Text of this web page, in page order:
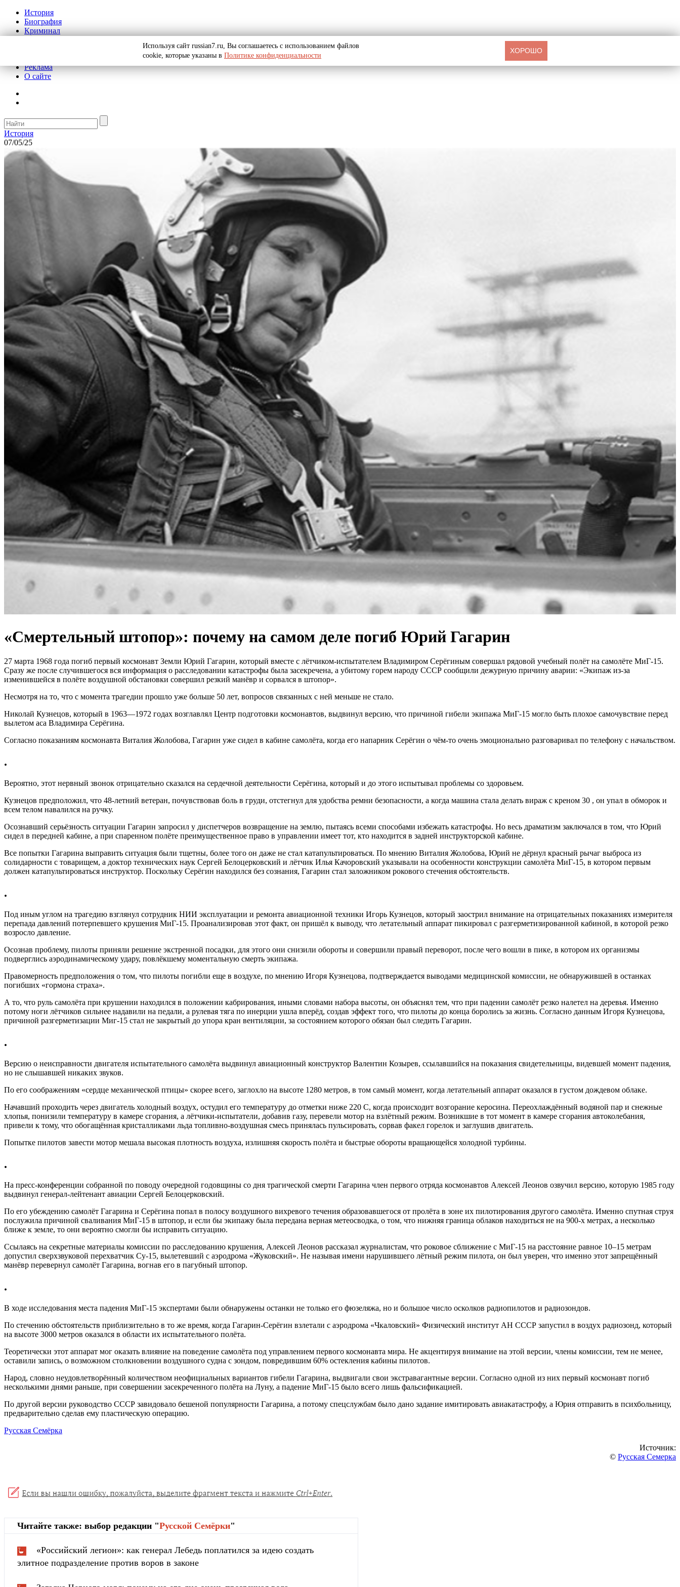
История
Биография
Криминал
Реклама
О сайте
История
07/05/25
«Смертельный штопор»: почему на самом деле погиб Юрий Гагарин
27 марта 1968 года погиб первый космонавт Земли Юрий Гагарин, который вместе с лётчиком-испытателем Владимиром Серёгиным совершал рядовой учебный полёт на самолёте МиГ-15.
Сразу же после случившегося вся информация о расследовании катастрофы была засекречена, а убитому горем народу СССР сообщили дежурную причину аварии: «Экипаж из-за
изменившейся в полёте воздушной обстановки совершил резкий манёвр и сорвался в штопор».
Несмотря на то, что с момента трагедии прошло уже больше 50 лет, вопросов связанных с ней меньше не стало.
Николай Кузнецов, который в 1963—1972 годах возглавлял Центр подготовки космонавтов, выдвинул версию, что причиной гибели экипажа МиГ-15 могло быть плохое самочувствие перед
вылетом аса Владимира Серёгина.
Согласно показаниям космонавта Виталия Жолобова, Гагарин уже сидел в кабине самолёта, когда его напарник Серёгин о чём-то очень эмоционально разговаривал по телефону с начальством.
.
Вероятно, этот нервный звонок отрицательно сказался на сердечной деятельности Серёгина, который и до этого испытывал проблемы со здоровьем.
Кузнецов предположил, что 48-летний ветеран, почувствовав боль в груди, отстегнул для удобства ремни безопасности, а когда машина стала делать вираж с креном 30 , он упал в обморок и
всем телом навалился на ручку.
Осознавший серьёзность ситуации Гагарин запросил у диспетчеров возвращение на землю, пытаясь всеми способами избежать катастрофы. Но весь драматизм заключался в том, что Юрий
сидел в передней кабине, а при спаренном полёте преимущественное право в управлении имеет тот, кто находится в задней инструкторской кабине.
Все попытки Гагарина выправить ситуация были тщетны, более того он даже не стал катапультироваться. По мнению Виталия Жолобова, Юрий не дёрнул красный рычаг выброса из
солидарности с товарищем, а доктор технических наук Сергей Белоцерковский и лётчик Илья Качоровский указывали на особенности конструкции самолёта МиГ-15, в котором первым
должен катапультироваться инструктор. Поскольку Серёгин находился без сознания, Гагарин стал заложником рокового стечения обстоятельств.
.
Под иным углом на трагедию взглянул сотрудник НИИ эксплуатации и ремонта авиационной техники Игорь Кузнецов, который заострил внимание на отрицательных показаниях измерителя
перепада давлений потерпевшего крушения МиГ-15. Проанализировав этот факт, он пришёл к выводу, что летательный аппарат пикировал с разгерметизированной кабиной, в которой резко
возросло давление.
Осознав проблему, пилоты приняли решение экстренной посадки, для этого они снизили обороты и совершили правый переворот, после чего вошли в пике, в котором их организмы
подверглись аэродинамическому удару, повлёкшему моментальную смерть экипажа.
Правомерность предположения о том, что пилоты погибли еще в воздухе, по мнению Игоря Кузнецова, подтверждается выводами медицинской комиссии, не обнаружившей в останках
погибших «гормона страха».
А то, что руль самолёта при крушении находился в положении кабрирования, иными словами набора высоты, он объяснял тем, что при падении самолёт резко налетел на деревья. Именно
потому ноги лётчиков сильнее надавили на педали, а рулевая тяга по инерции ушла вперёд, создав эффект того, что пилоты до конца боролись за жизнь. Согласно данным Игоря Кузнецова,
причиной разгерметизации Миг-15 стал не закрытый до упора кран вентиляции, за состоянием которого обязан был следить Гагарин.
.
Версию о неисправности двигателя испытательного самолёта выдвинул авиационный конструктор Валентин Козырев, ссылавшийся на показания свидетельницы, видевшей момент падения,
но не слышавшей никаких звуков.
По его соображениям «сердце механической птицы» скорее всего, заглохло на высоте 1280 метров, в том самый момент, когда летательный аппарат оказался в густом дождевом облаке.
Начавший проходить через двигатель холодный воздух, остудил его температуру до отметки ниже 220 С, когда происходит возгорание керосина. Переохлаждённый водяной пар и снежные
хлопья, понизили температуру в камере сгорания, а лётчики-испытатели, добавив газу, перевели мотор на взлётный режим. Возникшие в тот момент в камере сгорания автоколебания,
привели к тому, что обогащённая кристалликами льда топливно-воздушная смесь принялась пульсировать, сорвав факел горелок и заглушив двигатель.
Попытке пилотов завести мотор мешала высокая плотность воздуха, излишняя скорость полёта и быстрые обороты вращающейся холодной турбины.
.
На пресс-конференции собранной по поводу очередной годовщины со дня трагической смерти Гагарина член первого отряда космонавтов Алексей Леонов озвучил версию, которую 1985 году
выдвинул генерал-лейтенант авиации Сергей Белоцерковский.
По его убеждению самолёт Гагарина и Серёгина попал в полосу воздушного вихревого течения образовавшегося от пролёта в зоне их пилотирования другого самолёта. Именно спутная струя
послужила причиной сваливания МиГ-15 в штопор, и если бы экипажу была передана верная метеосводка, о том, что нижняя граница облаков находиться не на 900-х метрах, а несколько
ближе к земле, то они вероятно смогли бы исправить ситуацию.
Ссылаясь на секретные материалы комиссии по расследованию крушения, Алексей Леонов рассказал журналистам, что роковое сближение с МиГ-15 на расстояние равное 10–15 метрам
допустил сверхзвуковой перехватчик Су-15, вылетевший с аэродрома «Жуковский». Не называя имени нарушившего лётный режим пилота, он был уверен, что именно этот запрещённый
манёвр перевернул самолёт Гагарина, вогнав его в пагубный штопор.
.
В ходе исследования места падения МиГ-15 экспертами были обнаружены останки не только его фюзеляжа, но и большое число осколков радиопилотов и радиозондов.
По стечению обстоятельств приблизительно в то же время, когда Гагарин-Серёгин взлетали с аэродрома «Чкаловский» Физический институт АН СССР запустил в воздух радиозонд, который
на высоте 3000 метров оказался в области их испытательного полёта.
Теоретически этот аппарат мог оказать влияние на поведение самолёта под управлением первого космонавта мира. Не акцентируя внимание на этой версии, члены комиссии, тем не менее,
оставили запись, о возможном столкновении воздушного судна с зондом, повредившим 60% остекления кабины пилотов.
Народ, словно неудовлетворённый количеством неофициальных вариантов гибели Гагарина, выдвигали свои экстравагантные версии. Согласно одной из них первый космонавт погиб
несколькими днями раньше, при совершении засекреченного полёта на Луну, а падение МиГ-15 было всего лишь фальсификацией.
По другой версии руководство СССР завидовало бешеной популярности Гагарина, а потому спецслужбам было дано задание имитировать авиакатастрофу, а Юрия отправить в психбольницу,
предварительно сделав ему пластическую операцию.
Русская Семёрка
Источник:
© Русская Семерка
Читайте также: выбор редакции "Русской Cемёрки"
«Российский легион»: как генерал Лебедь поплатился за идею создать
элитное подразделение против воров в законе
Используя сайт russian7.ru, Вы соглашаетесь с использованием файлов
cookie, которые указаны в Политике конфиденциальности
ХОРОШО